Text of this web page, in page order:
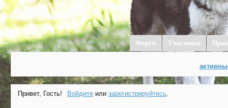
Форум Участники
Привет, Гость! Войдите илизарегистрируйтесь.